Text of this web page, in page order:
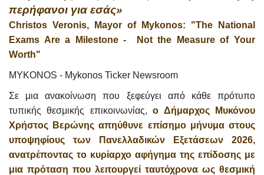
περήφανοι για εσάς»
Christos Veronis, Mayor of Mykonos: "The National
Exams Are a Milestone - Not the Measure of Your
Worth"
MYKONOS - Mykonos Ticker Newsroom
Σε μια ανακοίνωση που ξεφεύγει από κάθε πρότυπο
τυπικής θεσμικής επικοινωνίας,
ο Δήμαρχος Μυκόνου
Χρήστος Βερώνης απηύθυνε επίσημο μήνυμα στους
υποψηφίους των Πανελλαδικών Εξετάσεων 2026,
ανατρέποντας το κυρίαρχο αφήγημα της επίδοσης με
μια πρόταση που λειτουργεί ταυτόχρονα ως θεσμική